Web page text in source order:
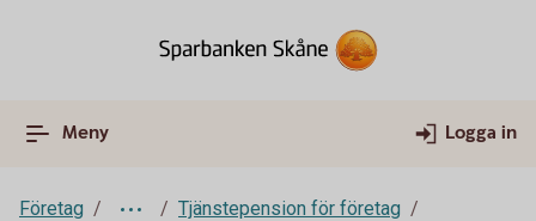
Meny Logga in
Företag
Tjänstepension för företag